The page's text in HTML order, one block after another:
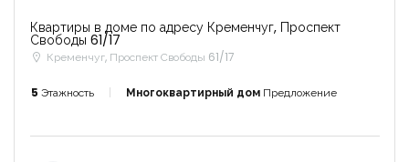
Квартиры в доме по адресу Кременчуг, Проспект
Свободы 61/17
Кременчуг, Проспект Свободы 61/17
5 Этажность Многоквартирный дом Предложение